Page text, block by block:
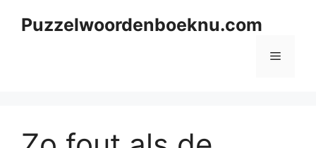
Puzzelwoordenboeknu.com
Menu